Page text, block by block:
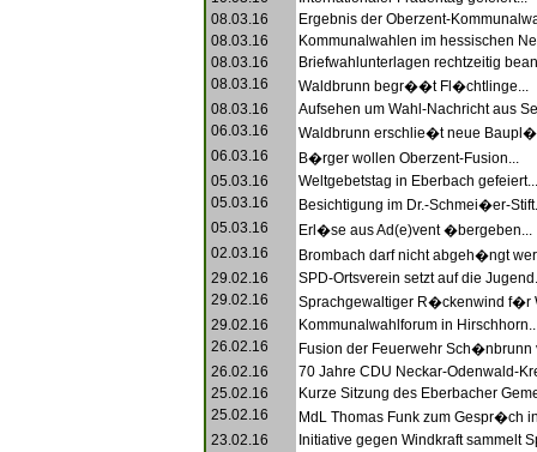
08.03.16
Ergebnis der Oberzent-
08.03.16
Kommunalwahlen im hessischen
08.03.16
Briefwahlunterlagen rechtzeitig
08.03.16
Waldbrunn begr��t Fl�chtlinge...
08.03.16
Aufsehen um Wahl-Nachricht aus
06.03.16
Waldbrunn erschlie�t neue
06.03.16
B�rger wollen Oberzent-Fusion...
05.03.16
Weltgebetstag in Eberbach gefeiert...
05.03.16
Besichtigung im Dr.-Schmei�er-
05.03.16
Erl�se aus Ad(e)vent �bergeben...
02.03.16
Brombach darf nicht abgeh�ngt
29.02.16
SPD-Ortsverein setzt auf die
29.02.16
Sprachgewaltiger R�ckenwind f�r
29.02.16
Kommunalwahlforum in
26.02.16
Fusion der Feuerwehr Sch�nbrunn
26.02.16
70 Jahre CDU Neckar-Odenwald-
25.02.16
Kurze Sitzung des Eberbacher
25.02.16
MdL Thomas Funk zum Gespr�ch
23.02.16
Initiative gegen Windkraft sammelt